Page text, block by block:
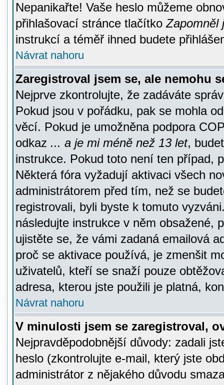
Nepanikařte! Vaše heslo můžeme
přihlašovací stránce tlačítkoZapomněl
instrukcí a téměř ihned budete
Návrat nahoru
Zaregistroval jsem se, ale nemohu
Nejprve zkontrolujte, že zadáváte
Pokud jsou v pořádku, pak se mohla
věcí. Pokud je umožněna podpora
odkaz ... a je mi méně než 13 let,
instrukce. Pokud toto není ten případ,
Některá fóra vyžadují aktivaci všech
administrátorem před tím, než se
registrovali, byli byste k tomuto
následujte instrukce v něm obsažené,
ujistěte se, že vámi zadaná emailová
proč se aktivace používá, je zmenšit
uživatelů, kteří se snaží pouze
adresa, kterou jste použili je platná,
Návrat nahoru
V minulosti jsem se zaregistroval,
Nejpravděpodobnější důvody: zadali
heslo (zkontrolujte e-mail, který jste
administrátor z nějakého důvodu